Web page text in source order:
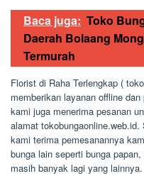
Baca juga: Toko
Daerah Bolaang
Termurah
Florist di Raha Terlengkap (
memberikan layanan offline
kami juga menerima pesanan
alamat
kami terima pemesanannya
bunga lain seperti bunga
masih banyak lagi yang lainnya.